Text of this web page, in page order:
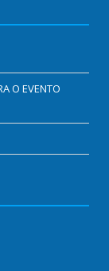
O EVENTO